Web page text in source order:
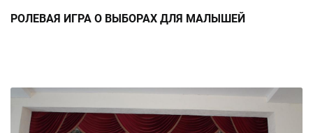
РОЛЕВАЯ ИГРА О ВЫБОРАХ ДЛЯ МАЛЫШЕЙ